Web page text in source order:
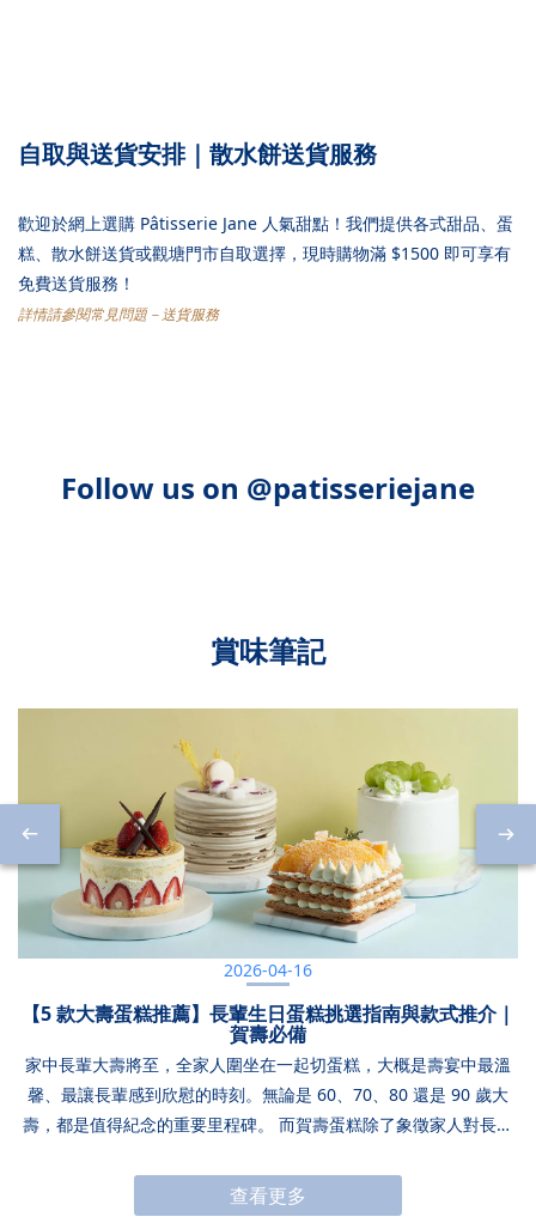
自取與送貨安排｜散水餅送貨服務
歡迎於網上選購 Pâtisserie Jane 人氣甜點！我們提供各式甜品、蛋
糕、散水餅送貨或觀塘門市自取選擇，現時購物滿 $1500 即可享有
免費送貨服務！
詳情請參閱常見問題－送貨服務
Follow us on @patisseriejane
賞味筆記
2026-04-16
【5 款大壽蛋糕推薦】長輩生日蛋糕挑選指南與款式推介｜
賀壽必備
家中長輩大壽將至，全家人圍坐在一起切蛋糕，大概是壽宴中最溫
馨、最讓長輩感到欣慰的時刻。無論是 60、70、80 還是 90 歲大
壽，都是值得紀念的重要里程碑。 而賀壽蛋糕除了象徵家人對長輩
讓長輩覺得既體面、又吃得無負擔的福壽蛋糕呢？ 本文將為大家介
紹賀壽蛋糕在壽宴中的角色、常見大壽蛋糕設計與寓意，以及挑選
查看更多